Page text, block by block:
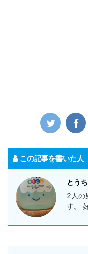
この記事を書いた人
とう
2人の
す。